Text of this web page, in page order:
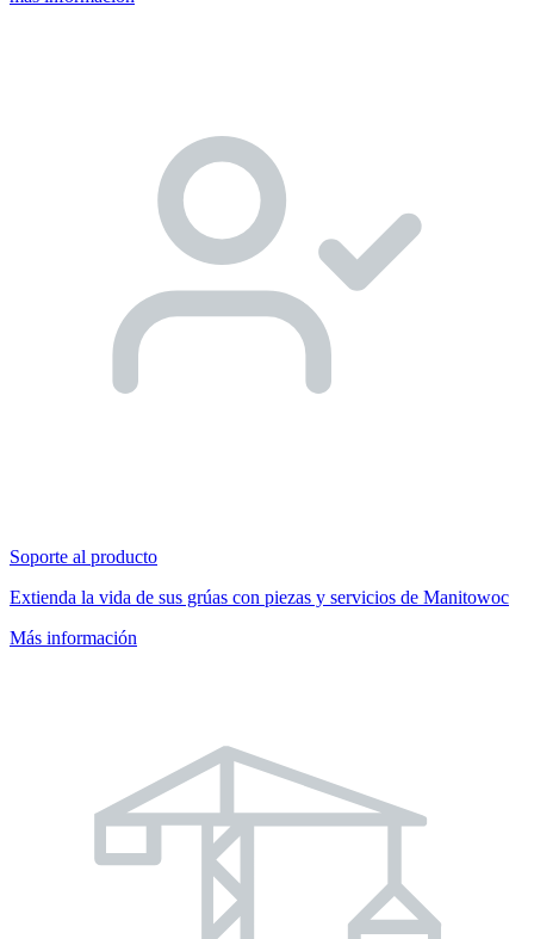
Soporte al producto
Extienda la vida de sus grúas con piezas y servicios de Manitowoc
Más información